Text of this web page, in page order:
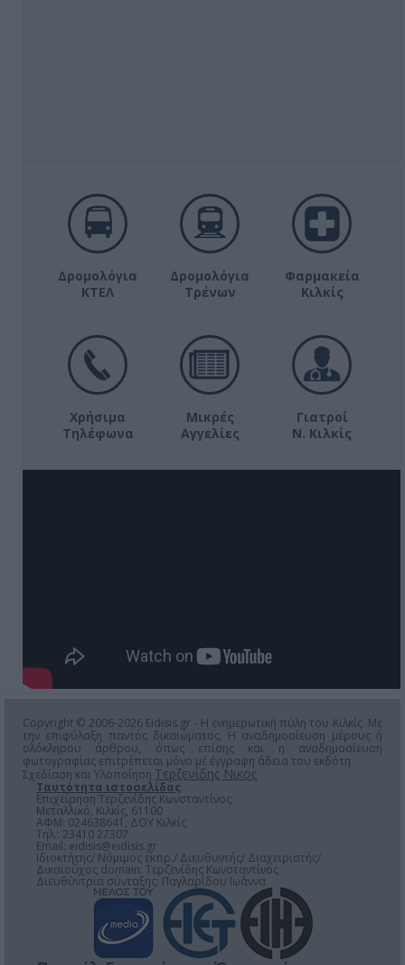
Δρομολόγια
ΚΤΕΛ
Δρομολόγια
Τρένων
Φαρμακεία
Κιλκίς
Χρήσιμα
Τηλέφωνα
Μικρές
Αγγελίες
Γιατροί
Ν. Κιλκίς
Copyright © 2006-2026 Eidisis.gr - Η ενημερωτική πύλη του Κιλκίς. Με
την επιφύλαξη παντός δικαιώματος. Η αναδημοσίευση μέρους ή
ολόκληρου άρθρου, όπως επίσης και η αναδημοσίευση
φωτογραφίας επιτρέπεται μόνο μέ έγγραφη άδεια του εκδότη.
Σχεδίαση και Υλοποίηση Τερζενίδης Νικος
Ταυτότητα ιστοσελίδας
Επιχείρηση Τερζενίδης Κωνσταντίνος
Μεταλλικό, Κιλκίς, 61100
ΑΦΜ: 024638641, ΔΟΥ Κιλκίς
Τηλ.: 23410 27307
Email: eidisis@eidisis.gr
Ιδιοκτήτης/ Νόμιμος εκπρ./ Διευθυντής/ Διαχειριστής/
Δικαιούχος domain: Τερζενίδης Κωνσταντίνος
Διευθύντρια σύνταξης: Παγλαρίδου Ιωάννα